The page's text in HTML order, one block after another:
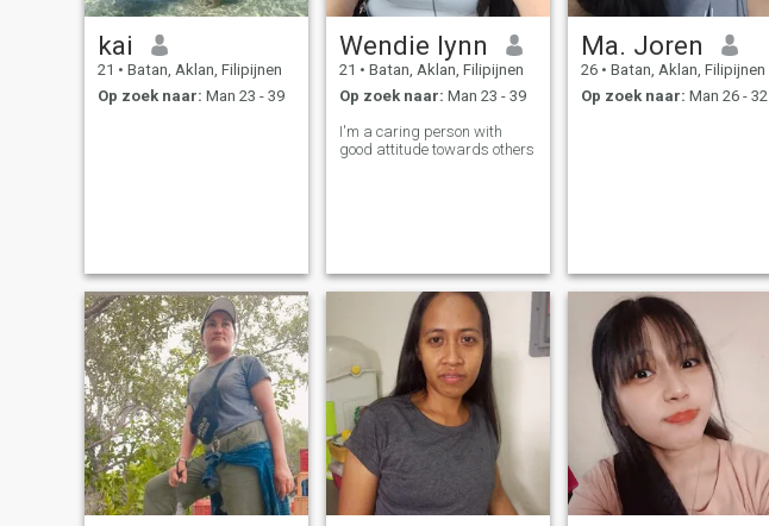
kai
21 • Batan, Aklan, Filipijnen
Op zoek naar: Man 23 - 39
Wendie lynn
21 • Batan, Aklan, Filipijnen
Op zoek naar: Man 23 - 39
I'm a caring person with
good attitude towards others
Ma. Joren
26 • Batan, Aklan, Filipijnen
Op zoek naar: Man 26 - 32